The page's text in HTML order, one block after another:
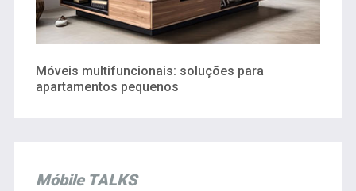
Móveis multifuncionais: soluções para
apartamentos pequenos
Móbile TALKS